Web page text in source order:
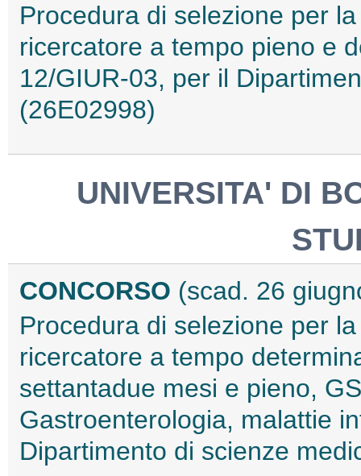
Procedura di selezione per
ricercatore a tempo pieno e
12/GIUR-03, per il
(26E02998)
UNIVERSITA' DI
CONCORSO (scad. 26
Procedura di selezione per
ricercatore a tempo
settantadue mesi e pieno,
Gastroenterologia, malattie
Dipartimento di scienze